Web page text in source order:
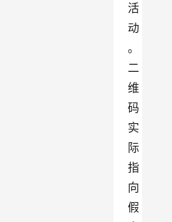
活
动
。
二
维
码
实
际
指
向
假